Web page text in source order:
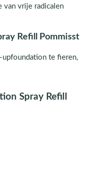
van vrije radicalen
Refill Pommisst
upfoundation te fieren,
Spray Refill